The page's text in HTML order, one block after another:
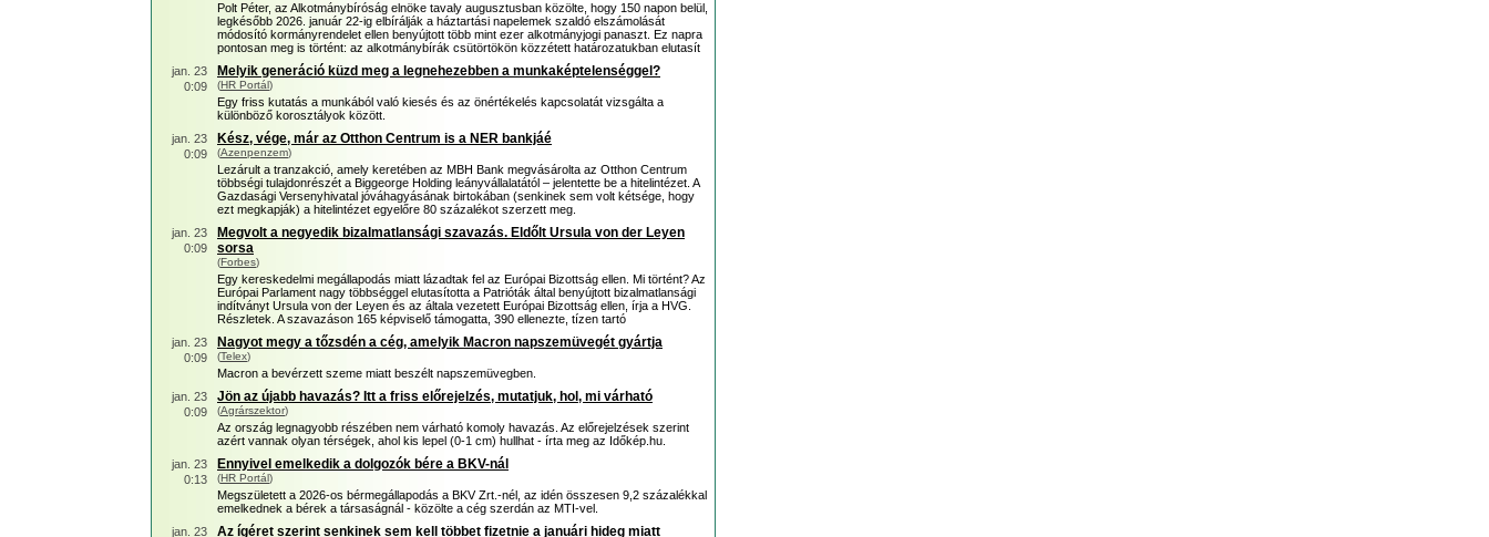
Polt Péter, az Alkotmánybíróság elnöke tavaly augusztusban közölte, hogy 150 napon belül,
legkésőbb 2026. január 22-ig elbírálják a háztartási napelemek szaldó elszámolását
módosító kormányrendelet ellen benyújtott több mint ezer alkotmányjogi panaszt. Ez napra
pontosan meg is történt: az alkotmánybírák csütörtökön közzétett határozatukban elutasít
jan. 23
0:09
Melyik generáció küzd meg a legnehezebben a munkaképtelenséggel?
(HR Portál)
Egy friss kutatás a munkából való kiesés és az önértékelés kapcsolatát vizsgálta a
különböző korosztályok között.
jan. 23
0:09
Kész, vége, már az Otthon Centrum is a NER bankjáé
(Azenpenzem)
Lezárult a tranzakció, amely keretében az MBH Bank megvásárolta az Otthon Centrum
többségi tulajdonrészét a Biggeorge Holding leányvállalatától – jelentette be a hitelintézet. A
Gazdasági Versenyhivatal jóváhagyásának birtokában (senkinek sem volt kétsége, hogy
ezt megkapják) a hitelintézet egyelőre 80 százalékot szerzett meg.
jan. 23
0:09
Megvolt a negyedik bizalmatlansági szavazás. Eldőlt Ursula von der Leyen
sorsa
(Forbes)
Egy kereskedelmi megállapodás miatt lázadtak fel az Európai Bizottság ellen. Mi történt? Az
Európai Parlament nagy többséggel elutasította a Patrióták által benyújtott bizalmatlansági
indítványt Ursula von der Leyen és az általa vezetett Európai Bizottság ellen, írja a HVG.
Részletek. A szavazáson 165 képviselő támogatta, 390 ellenezte, tízen tartó
jan. 23
0:09
Nagyot megy a tőzsdén a cég, amelyik Macron napszemüvegét gyártja
(Telex)
Macron a bevérzett szeme miatt beszélt napszemüvegben.
jan. 23
0:09
Jön az újabb havazás? Itt a friss előrejelzés, mutatjuk, hol, mi várható
(Agrárszektor)
Az ország legnagyobb részében nem várható komoly havazás. Az előrejelzések szerint
azért vannak olyan térségek, ahol kis lepel (0-1 cm) hullhat - írta meg az Időkép.hu.
jan. 23
0:13
Ennyivel emelkedik a dolgozók bére a BKV-nál
(HR Portál)
Megszületett a 2026-os bérmegállapodás a BKV Zrt.-nél, az idén összesen 9,2 százalékkal
emelkednek a bérek a társaságnál - közölte a cég szerdán az MTI-vel.
jan. 23
Az ígéret szerint senkinek sem kell többet fizetnie a januári hideg miatt